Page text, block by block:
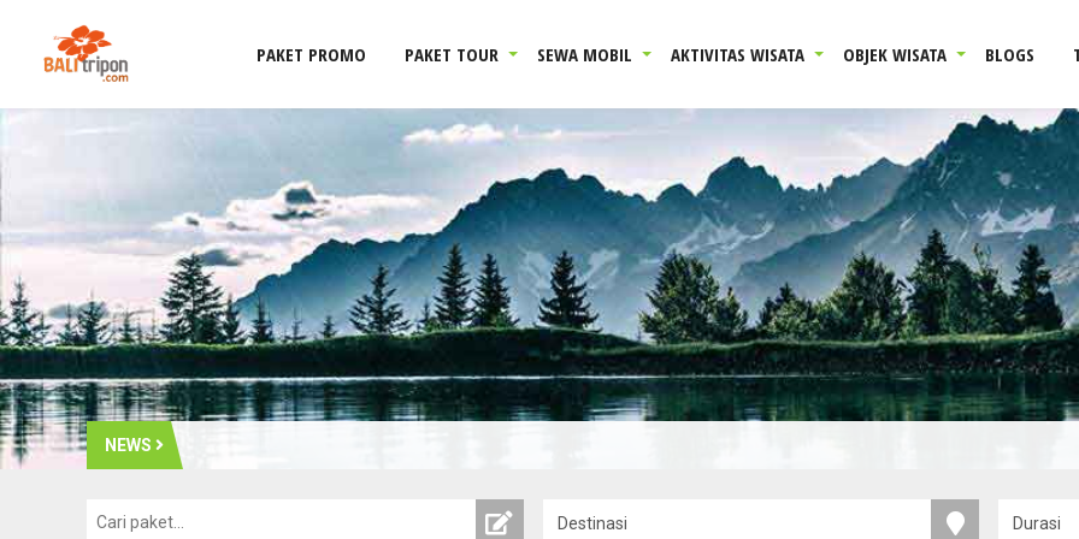
PAKET PROMO PAKET TOUR SEWA MOBIL AKTIVITAS WISATA OBJEK WISATA BLOGS
NEWS